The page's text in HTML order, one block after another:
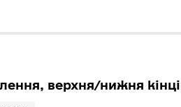
верхня/нижня